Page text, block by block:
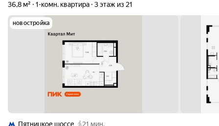
36,8 м²
1-комн. квартира 3 этаж из 21
новостройка
Пятницкое шоссе 21 мин.